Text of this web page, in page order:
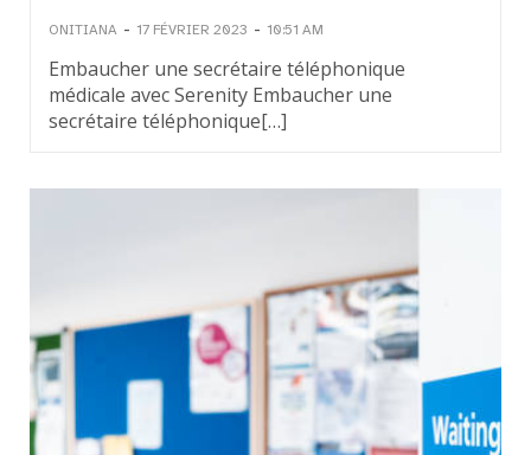
ONITIANA - 17 FÉVRIER 2023 - 10:51 AM
Embaucher une secrétaire téléphonique
médicale avec Serenity Embaucher une
secrétaire téléphonique[…]